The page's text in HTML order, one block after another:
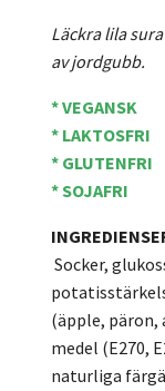
Läckra lila
av jordgubb.
* VEGANSK
* LAKTOSFRI
* GLUTENFRI
* SOJAFRI
Socker,
(äpple, päron,
medel (E270,
naturliga